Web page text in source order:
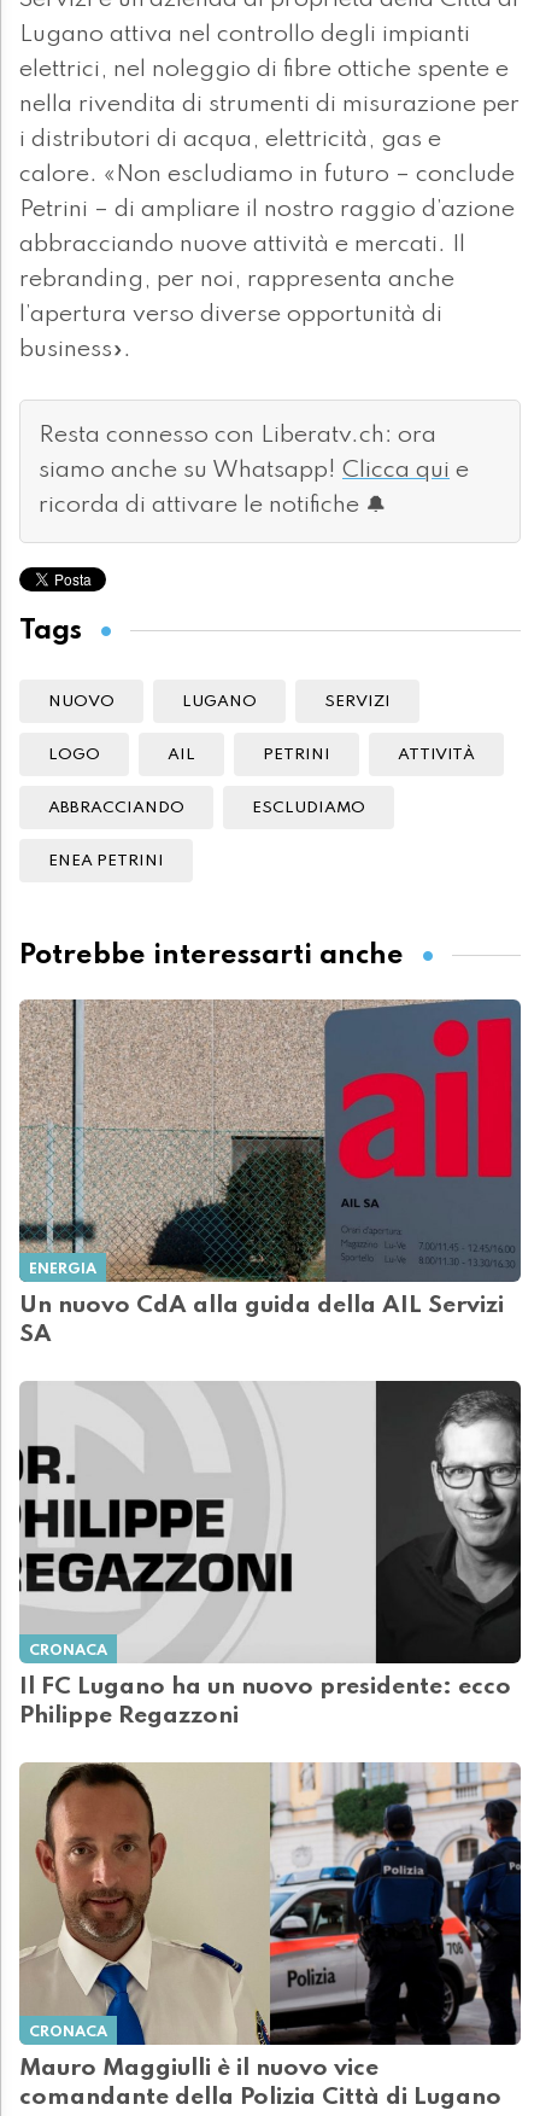
Lugano attiva nel controllo degli impianti
elettrici, nel noleggio di fibre ottiche spente e
nella rivendita di strumenti di misurazione per
i distributori di acqua, elettricità, gas e
calore. «Non escludiamo in futuro – conclude
Petrini – di ampliare il nostro raggio d’azione
abbracciando nuove attività e mercati. Il
rebranding, per noi, rappresenta anche
l’apertura verso diverse opportunità di
business».
Resta connesso con Liberatv.ch: ora
siamo anche su Whatsapp! Clicca qui e
ricorda di attivare le notifiche 🔔
Tags
NUOVO LUGANO SERVIZI
LOGO AIL PETRINI ATTIVITÀ
ABBRACCIANDO ESCLUDIAMO
ENEA PETRINI
Potrebbe interessarti anche
ENERGIA
Un nuovo CdA alla guida della AIL Servizi
SA
CRONACA
Il FC Lugano ha un nuovo presidente: ecco
Philippe Regazzoni
CRONACA
Mauro Maggiulli è il nuovo vice
comandante della Polizia Città di Lugano